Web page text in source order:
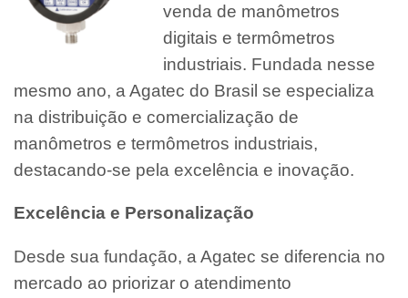
venda de manômetros
digitais e termômetros
industriais. Fundada nesse
mesmo ano, a Agatec do Brasil se especializa
na distribuição e comercialização de
manômetros e termômetros industriais,
destacando-se pela excelência e inovação.
Excelência e Personalização
Desde sua fundação, a Agatec se diferencia no
mercado ao priorizar o atendimento